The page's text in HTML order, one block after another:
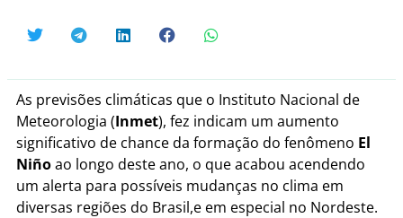
As previsões climáticas que o Instituto Nacional de
Meteorologia (Inmet), fez indicam um aumento
significativo de chance da formação do fenômeno El
Niñoao longo deste ano, o que acabou acendendo
um alerta para possíveis mudanças no clima em
diversas regiões do Brasil,e em especial no Nordeste.